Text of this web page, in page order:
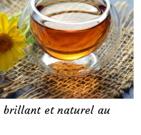
brillant et naturel au